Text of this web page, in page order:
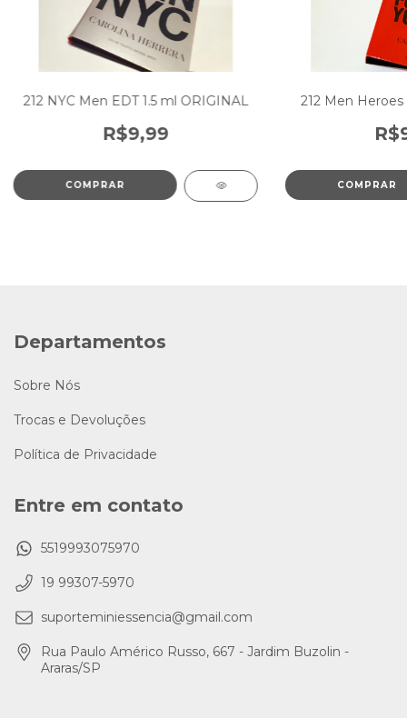
212 NYC Men EDT 1.5 ml ORIGINAL
R$9,99
212 Men
Departamentos
Sobre Nós
Trocas e Devoluções
Política de Privacidade
Entre em contato
5519993075970
19 99307-5970
suporteminiessencia@gmail.com
Rua Paulo Américo Russo, 667 - Jardim Buzolin -
Araras/SP